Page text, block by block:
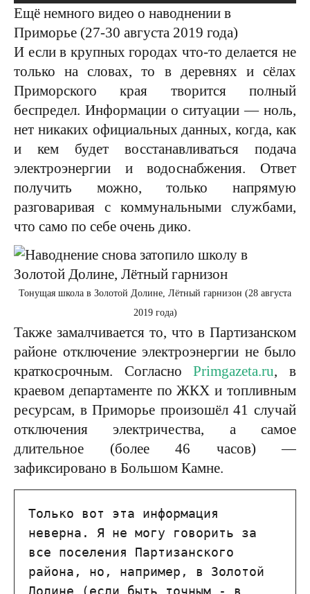
Ещё немного видео о наводнении в
Приморье (27-30 августа 2019 года)
И если в крупных городах что-то делается не
только на словах, то в деревнях и сёлах
Приморского края творится полный
беспредел. Информации о ситуации — ноль,
нет никаких официальных данных, когда, как
и кем будет восстанавливаться подача
электроэнергии и водоснабжения. Ответ
получить можно, только напрямую
разговаривая с коммунальными службами,
что само по себе очень дико.
Тонущая школа в Золотой Долине, Лётный гарнизон (28 августа
2019 года)
Также замалчивается то, что в Партизанском
районе отключение электроэнергии не было
краткосрочным. СогласноPrimgazeta.ru, в
краевом департаменте по ЖКХ и топливным
ресурсам, в Приморье произошёл 41 случай
отключения электричества, а самое
длительное (более 46 часов) —
зафиксировано в Большом Камне.
Только вот эта информация
неверна. Я не могу говорить за
все поселения Партизанского
района, но, например, в Золотой